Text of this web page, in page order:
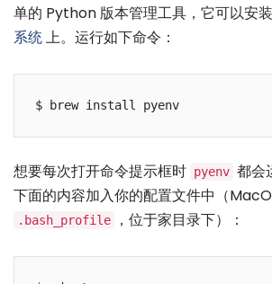
单的 Python 版本管理工具，它可以安
系统上。运行如下命令：
$ brew install pyenv
想要每次打开命令提示框时 pyenv 都会
下面的内容加入你的配置文件中（
.bash_profile ，位于家目录下）：